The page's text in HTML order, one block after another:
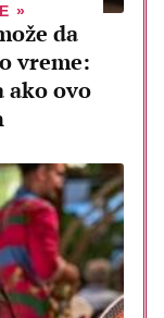
da
vreme:
ako ovo